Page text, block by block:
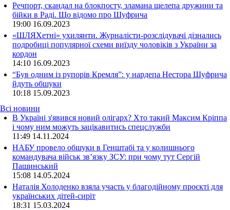
Речпорт, скандал на блокпосту, зламана щелепа дружини та
бійки в Раді. Що відомо про Шуфрича
19:00 16.09.2023
«ШЛЯХетні» ухилянти. Журналісти-розслідувачі дізнались
подробиці популярної схеми виїзду чоловіків з України за
кордон
14:10 16.09.2023
“Був одним із рупорів Кремля”: у нардепа Нестора Шуфрича
йдуть обшуки
10:18 15.09.2023
Всі новини
В Україні з'явився новий олігарх? Хто такий Максим Кріппа
і чому ним можуть зацікавитись спецслужби
11:49 14.11.2024
НАБУ провело обшуки в Генштабі та у колишнього
командувача військ зв’язку ЗСУ: при чому тут Сергій
Пашинський
15:08 14.05.2024
Наталія Холоденко взяла участь у благодійному проєкті для
українських дітей-сиріт
18:31 15.03.2024